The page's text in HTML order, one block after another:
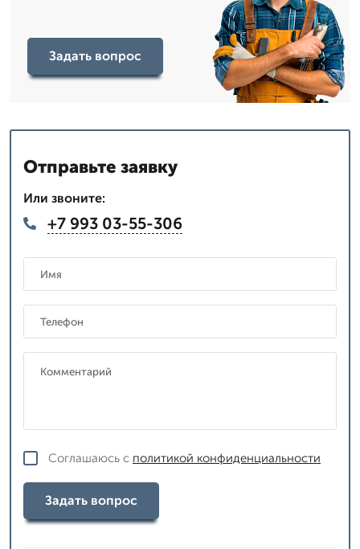
Задать вопрос
Отправьте заявку
Или звоните:
+7 993 03-55-306
Соглашаюсь с политикой конфиденциальности
Задать вопрос